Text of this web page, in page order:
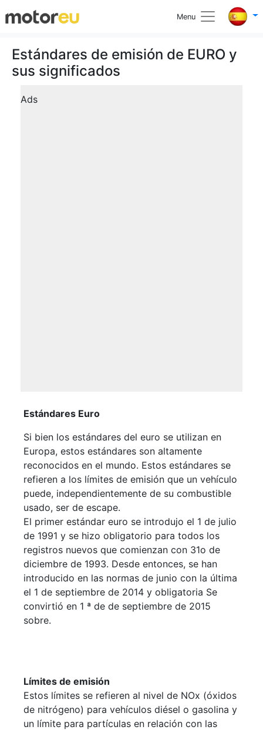
Menu
Estándares de emisión de EURO y
sus significados
Ads
Estándares Euro
Si bien los estándares del euro se utilizan en
Europa, estos estándares son altamente
reconocidos en el mundo. Estos estándares se
refieren a los límites de emisión que un vehículo
puede, independientemente de su combustible
usado, ser de escape.
El primer estándar euro se introdujo el 1 de julio
de 1991 y se hizo obligatorio para todos los
registros nuevos que comienzan con 31o de
diciembre de 1993. Desde entonces, se han
introducido en las normas de junio con la última
el 1 de septiembre de 2014 y obligatoria Se
convirtió en 1 ª de de septiembre de 2015
sobre.
Límites de emisión
Estos límites se refieren al nivel de NOx (óxidos
de nitrógeno) para vehículos diésel o gasolina y
un límite para partículas en relación con las